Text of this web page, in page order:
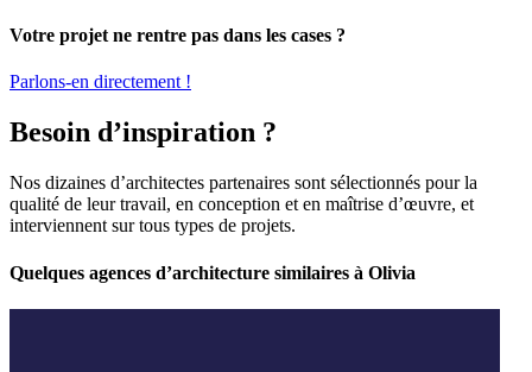
Votre projet ne rentre pas dans les cases ?
Parlons-en directement !
Besoin d’inspiration ?
Nos dizaines d’architectes partenaires sont sélectionnés pour la
qualité de leur travail, en conception et en maîtrise d’œuvre, et
interviennent sur tous types de projets.
Quelques agences d’architecture similaires à Olivia